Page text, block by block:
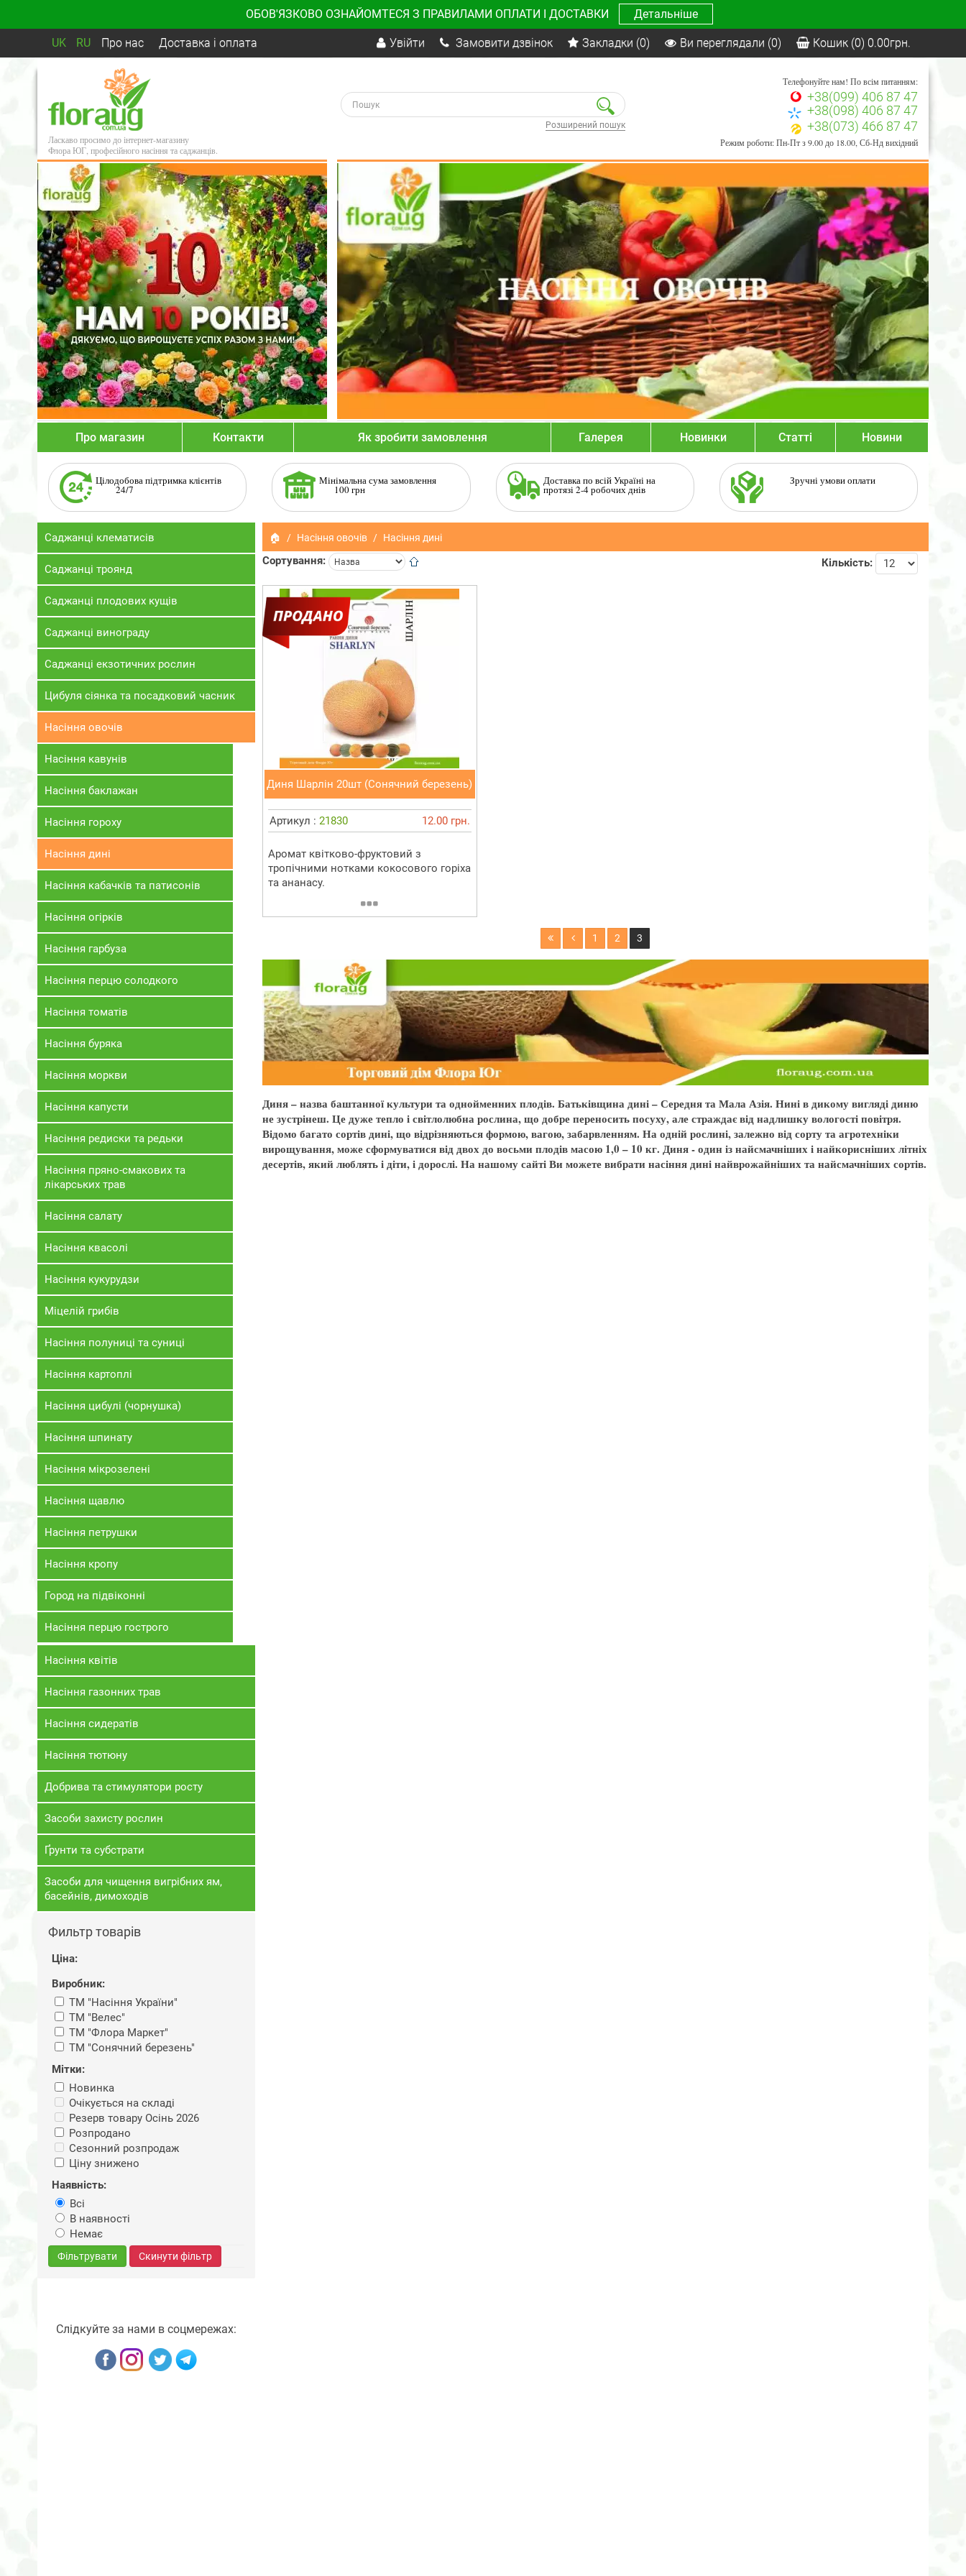
ОБОВ'ЯЗКОВО ОЗНАЙОМТЕСЯ З ПРАВИЛАМИ ОПЛАТИ І ДОСТАВКИ Детальніше
UK RU Про нас Доставка і оплата Увійти Замовити дзвінок Закладки (0) Ви переглядали (0) Кошик (0) 0.00грн.
Ласкаво просимо до інтернет-магазину
Флора ЮГ, професійного насіння та саджанців.
Розширений пошук
Телефонуйте нам! По всім питанням:
+38(099) 406 87 47
+38(098) 406 87 47
+38(073) 466 87 47
Режим роботи: Пн-Пт з 9.00 до 18.00, Сб-Нд вихідний
Про магазин Контакти Як зробити замовлення Галерея Новинки Статті Новини
Цілодобова підтримка клієнтів
24/7
Мінімальна сума замовлення
100 грн
Доставка по всій Україні на
протязі 2-4 робочих днів
Зручні умови оплати
Саджанці клематисів
Саджанці троянд
Саджанці плодових кущів
Саджанці винограду
Саджанці екзотичних рослин
Цибуля сіянка та посадковий часник
Насіння овочів
Насіння кавунів
Насіння баклажан
Насіння гороху
Насіння дині
Насіння кабачків та патисонів
Насіння огірків
Насіння гарбуза
Насіння перцю солодкого
Насіння томатів
Насіння буряка
Насіння моркви
Насіння капусти
Насіння редиски та редьки
Насіння пряно-смакових та
лікарських трав
Насіння салату
Насіння квасолі
Насіння кукурудзи
Міцелій грибів
Насіння полуниці та суниці
Насіння картоплі
Насіння цибулі (чорнушка)
Насіння шпинату
Насіння мікрозелені
Насіння щавлю
Насіння петрушки
Насіння кропу
Город на підвіконні
Насіння перцю гострого
Насіння квітів
Насіння газонних трав
Насіння сидератів
Насіння тютюну
Добрива та стимулятори росту
Засоби захисту рослин
Ґрунти та субстрати
Засоби для чищення вигрібних ям,
басейнів, димоходів
Фильтр товарів
Ціна:
Виробник:
ТМ "Насіння України"
ТМ "Велес"
ТМ "Флора Маркет"
ТМ "Сонячний березень"
Мітки:
Новинка
Очікується на складі
Резерв товару Осінь 2026
Розпродано
Сезонний розпродаж
Ціну знижено
Наявність:
Всі
В наявності
Немає
Фільтрувати Скинути фільтр
Слідкуйте за нами в соцмережах:
🏠 Насіння овочів Насіння дині
Сортування: Кількість:
Диня Шарлін 20шт (Сонячний березень)
Артикул : 21830 12.00 грн.
Аромат квітково-фруктовий з
тропічними нотками кокосового горіха
та ананасу.
1 2 3
Диня – назва баштанної культури та однойменних плодів. Батьківщина дині – Середня та Мала Азія. Нині в дикому вигляді диню
не зустрінеш. Це дуже тепло і світлолюбна рослина, що добре переносить посуху, але страждає від надлишку вологості повітря.
Відомо багато сортів дині, що відрізняються формою, вагою, забарвленням. На одній рослині, залежно від сорту та агротехніки
вирощування, може сформуватися від двох до восьми плодів масою 1,0 – 10 кг. Диня - один із найсмачніших і найкорисніших літніх
десертів, який люблять і діти, і дорослі. На нашому сайті Ви можете вибрати насіння дині найврожайніших та найсмачніших сортів.